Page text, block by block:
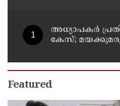
അധ്യാപകര്‍
കേസ്;
സംശയം
Featured